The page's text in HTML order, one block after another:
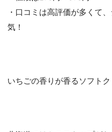
・口コミは高評価が多くて
気！
いちごの香りが香るソフトク